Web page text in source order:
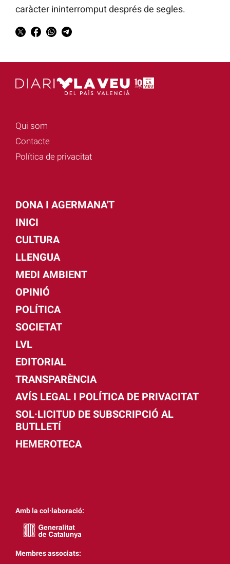
caràcter ininterromput després de segles.
Qui som
Contacte
Política de privacitat
DONA I AGERMANA'T
INICI
CULTURA
LLENGUA
MEDI AMBIENT
OPINIÓ
POLÍTICA
SOCIETAT
LVL
EDITORIAL
TRANSPARÈNCIA
AVÍS LEGAL I POLÍTICA DE PRIVACITAT
SOL·LICITUD DE SUBSCRIPCIÓ AL
BUTLLETÍ
HEMEROTECA
Amb la col·laboració:
Membres associats: